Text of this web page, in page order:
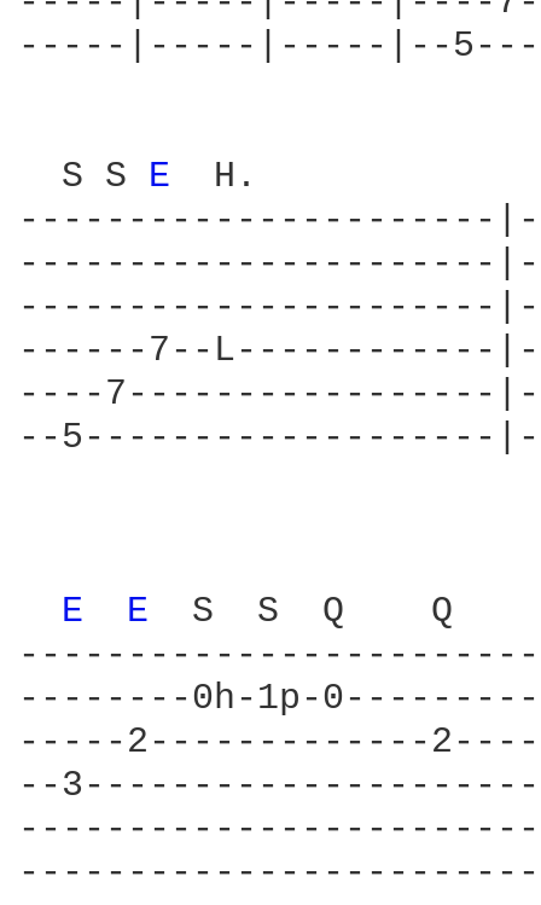
-----|-----|-----|--
  S S
E
----------------------
----------------------
----------------------
------7--L------------
----7-----------------
--5-------------------
E
E S  S  Q    Q
--------0h-1p-
-----2-------------
--
------------------------